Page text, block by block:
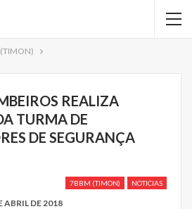
REALIZA
TURMA DE
DE SEGURANÇA
7BBM (TIMON) NOTICIAS
ABRIL DE 2018